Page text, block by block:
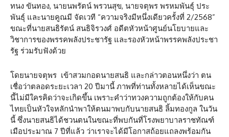
ทนง ขันทอง, นายนพรัตน์ พรวนสุข, นายจตุพร พรหมพันธุ์ ประ
พันธุ์ และนายคูณมี จัดเวที “ความจริงมีหนึ่งเดียวครั้งที่ 2/2568”
ขณะที่นายสนธิรัตน์ สนธิจิรวงศ์ อดีตหัวหน้าศูนย์นโยบายและ
วิชาการของพรรคพลังประชารัฐ และรองหัวหน้าพรรคพลังประชา
รัฐ ร่วมรับฟังด้วย
โดยนายจตุพร เข้าสวมกอดนายสนธิ และกล่าวตอนหนึ่งว่า ตน
เชื่อว่าตลอดระยะเวลา 20 ปีมานี้ ภาพที่ท่านทั้งหลายได้เห็นขณะ
นี้ไม่มีใครคิดว่าจะเกิดขึ้น เพราะคำว่าทวงความถูกต้องให้กับคน
ไทยเป็นหัวใจหลักนำพาให้ตนมาพบกับนายสนธิ ลิ้มทองกูล ในวัน
นี้ ซึ่งนายสนธิได้ชวนตนในขณะที่พบกันที่โรงพยาบาลราชทัณฑ์
เมือประมาณ 7 ปีที่แล้ว ว่าเราจะได้มีโอกาสถ้อยแถลงพร้อมกัน